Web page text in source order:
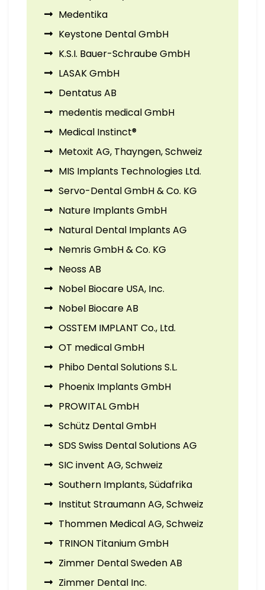
Medentika
Keystone Dental GmbH
K.S.I. Bauer-Schraube GmbH
LASAK GmbH
Dentatus AB
medentis medical GmbH
Medical Instinct®
Metoxit AG, Thayngen, Schweiz
MIS Implants Technologies Ltd.
Servo-Dental GmbH & Co. KG
Nature Implants GmbH
Natural Dental Implants AG
Nemris GmbH & Co. KG
Neoss AB
Nobel Biocare USA, Inc.
Nobel Biocare AB
OSSTEM IMPLANT Co., Ltd.
OT medical GmbH
Phibo Dental Solutions S.L.
Phoenix Implants GmbH
PROWITAL GmbH
Schütz Dental GmbH
SDS Swiss Dental Solutions AG
SIC invent AG, Schweiz
Southern Implants, Südafrika
Institut Straumann AG, Schweiz
Thommen Medical AG, Schweiz
TRINON Titanium GmbH
Zimmer Dental Sweden AB
Zimmer Dental Inc.